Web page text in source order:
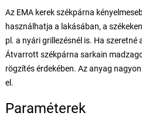
Az EMA kerek székpárna
használhatja a lakásában, a
pl. a nyári grillezésnél is. Ha
Átvarrott székpárna sarkain
rögzítés érdekében. Az anyag
el.
Paraméterek